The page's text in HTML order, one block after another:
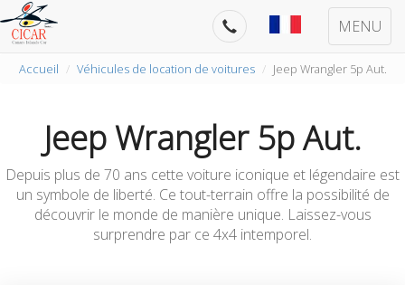
MENU
Accueil Véhicules de location de voitures Jeep Wrangler 5p Aut.
Jeep Wrangler 5p Aut.
Depuis plus de 70 ans cette voiture iconique et légendaire est
un symbole de liberté. Ce tout-terrain offre la possibilité de
découvrir le monde de manière unique. Laissez-vous
surprendre par ce 4x4 intemporel.